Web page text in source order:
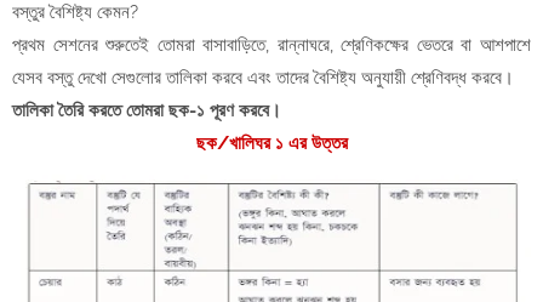
বস্তুর বৈশিষ্ট্য কেমন?
প্রথম সেশনের শুরুতেই তোমরা বাসাবাড়িতে, রান্নাঘরে, শ্রেণিকক্ষের ভেতরে বা আশপাশে
যেসব বস্তু দেখো সেগুলোর তালিকা করবে এবং তাদের বৈশিষ্ট্য অনুযায়ী শ্রেণিবদ্ধ করবে।
তালিকা তৈরি করতে তোমরা ছক-১ পূরণ করবে।
ছক/খালিঘর ১ এর উত্তর